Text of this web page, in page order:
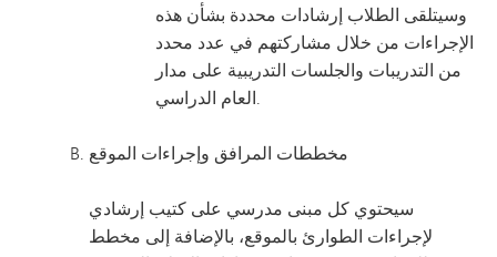
وسيتلقى الطلاب إرشادات محددة بشأن هذه
الإجراءات من خلال مشاركتهم في عدد محدد
من التدريبات والجلسات التدريبية على مدار
العام الدراسي.
مخططات المرافق وإجراءات الموقع
سيحتوي كل مبنى مدرسي على كتيب إرشادي
لإجراءات الطوارئ بالموقع، بالإضافة إلى مخطط